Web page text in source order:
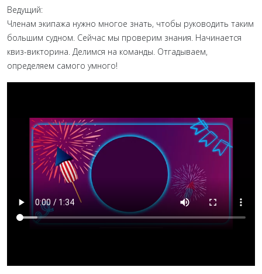
Ведущий:
Членам экипажа нужно многое знать, чтобы руководить таким
большим судном. Сейчас мы проверим знания. Начинается
квиз-викторина. Делимся на команды. Отгадываем,
определяем самого умного!